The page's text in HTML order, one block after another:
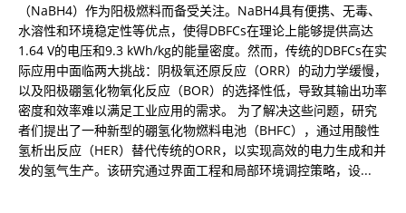
（NaBH4）作为阳极燃料而备受关注。NaBH4具有便携、无毒、
水溶性和环境稳定性等优点，使得DBFCs在理论上能够提供高达
1.64 V的电压和9.3 kWh/kg的能量密度。然而，传统的DBFCs在实
际应用中面临两大挑战：阴极氧还原反应（ORR）的动力学缓慢，
以及阳极硼氢化物氧化反应（BOR）的选择性低，导致其输出功率
密度和效率难以满足工业应用的需求。 为了解决这些问题，研究
者们提出了一种新型的硼氢化物燃料电池（BHFC），通过用酸性
氢析出反应（HER）替代传统的ORR，以实现高效的电力生成和并
发的氢气生产。该研究通过界面工程和局部环境调控策略，设...